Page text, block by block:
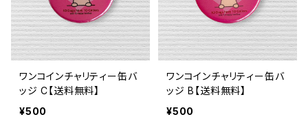
ワンコインチャリティー缶バ
ッジ C【送料無料】
¥500
ワンコインチャリティー缶バ
ッジ B【送料無料】
¥500